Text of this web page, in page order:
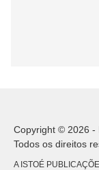
Copyright © 2026 -
Todos os direitos
A ISTOÉ